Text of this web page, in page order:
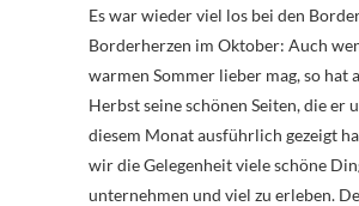
Es war wieder viel los bei den Borderherzen
Borderherzen im Oktober: Auch
warmen Sommer lieber mag, so hat
Herbst seine schönen Seiten, die er
diesem Monat ausführlich gezeigt
wir die Gelegenheit viele schöne
unternehmen und viel zu erleben.